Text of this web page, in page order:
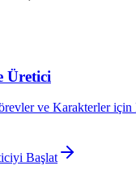
Üretici
ve Karakterler
Başlat